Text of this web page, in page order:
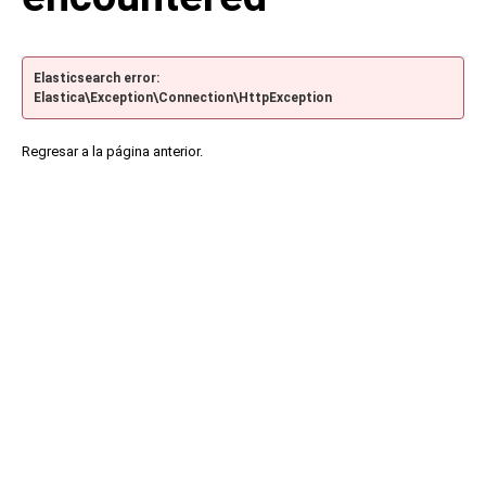
Elasticsearch error:
Elastica\Exception\Connection\HttpException
Regresar a la página anterior.